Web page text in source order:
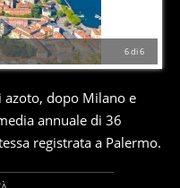
6di6
dopo Milano e
annuale di 36
registrata a Palermo.